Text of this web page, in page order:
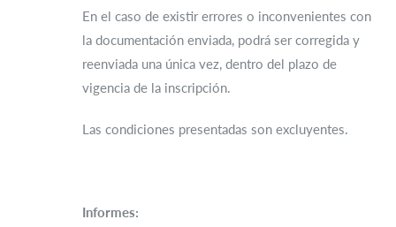
En el caso de existir errores o inconvenientes con
la documentación enviada, podrá ser corregida y
reenviada una única vez, dentro del plazo de
vigencia de la inscripción.
Las condiciones presentadas son excluyentes.
Informes: